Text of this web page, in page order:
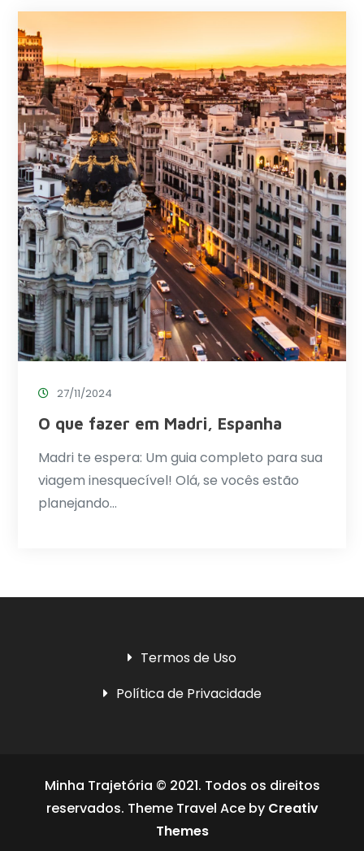
27/11/2024
O que fazer em Madri, Espanha
Madri te espera: Um guia completo para sua
viagem inesquecível! Olá, se vocês estão
planejando…
Termos de Uso
Política de Privacidade
Minha Trajetória © 2021. Todos os direitos
reservados. Theme Travel Ace by Creativ
Themes